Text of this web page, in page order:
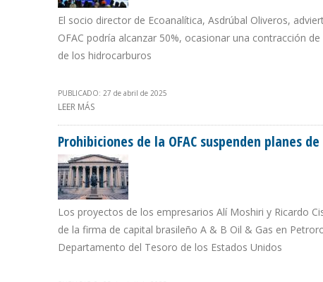
El socio director de Ecoanalítica, Asdrúbal Oliveros,
OFAC podría alcanzar 50%, ocasionar una contracción
de los hidrocarburos
PUBLICADO: 27 de abril de 2025
LEER MÁS
Prohibiciones de la OFAC suspenden planes
Los proyectos de los empresarios Alí Moshiri y Ricardo
de la firma de capital brasileño A & B Oil & Gas en
Departamento del Tesoro de los Estados Unidos